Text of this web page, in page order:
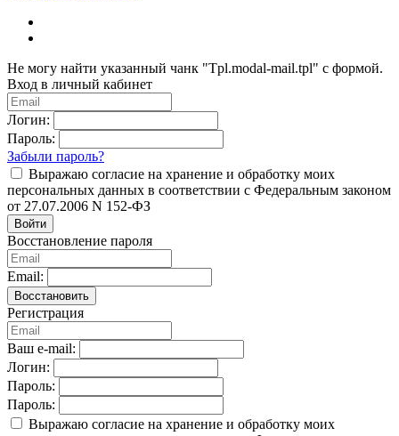
Не могу найти указанный чанк "Tpl.modal-mail.tpl" с формой.
Вход в личный кабинет
Логин:
Пароль:
Забыли пароль?
Выражаю согласие на хранение и обработку моих
персональных данных в соответствии с Федеральным законом
от 27.07.2006 N 152-ФЗ
Войти
Восстановление пароля
Email:
Восстановить
Регистрация
Ваш e-mail:
Логин:
Пароль:
Пароль:
Выражаю согласие на хранение и обработку моих